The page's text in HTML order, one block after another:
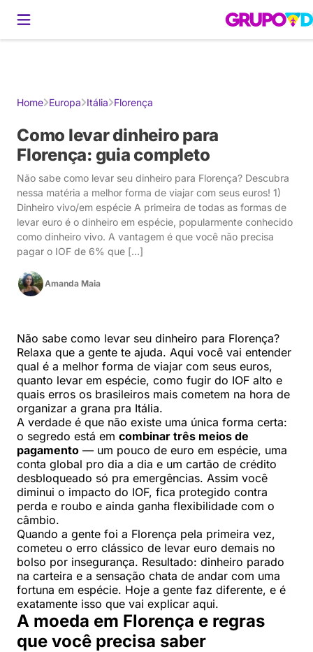
Gerador de Roteiros CaribeEuropa Estados
Home Europa Itália Florença
Como levar dinheiro para
Florença: guia completo
Não sabe como levar seu dinheiro para Florença? Descubra
nessa matéria a melhor forma de viajar com seus euros! 1)
Dinheiro vivo/em espécie A primeira de todas as formas de
levar euro é o dinheiro em espécie, popularmente conhecido
como dinheiro vivo. A vantagem é que você não precisa
pagar o IOF de 6% que […]
Amanda Maia
Não sabe como levar seu dinheiro para Florença?
Relaxa que a gente te ajuda. Aqui você vai entender
qual é a melhor forma de viajar com seus euros,
quanto levar em espécie, como fugir do IOF alto e
quais erros os brasileiros mais cometem na hora de
organizar a grana pra Itália.
A verdade é que não existe uma única forma certa:
o segredo está em combinar três meios de
pagamento — um pouco de euro em espécie, uma
conta global pro dia a dia e um cartão de crédito
desbloqueado só pra emergências. Assim você
diminui o impacto do IOF, fica protegido contra
perda e roubo e ainda ganha flexibilidade com o
câmbio.
Quando a gente foi a Florença pela primeira vez,
cometeu o erro clássico de levar euro demais no
bolso por insegurança. Resultado: dinheiro parado
na carteira e a sensação chata de andar com uma
fortuna em espécie. Hoje a gente faz diferente, e é
exatamente isso que vai explicar aqui.
A moeda em Florença e regras
que você precisa saber